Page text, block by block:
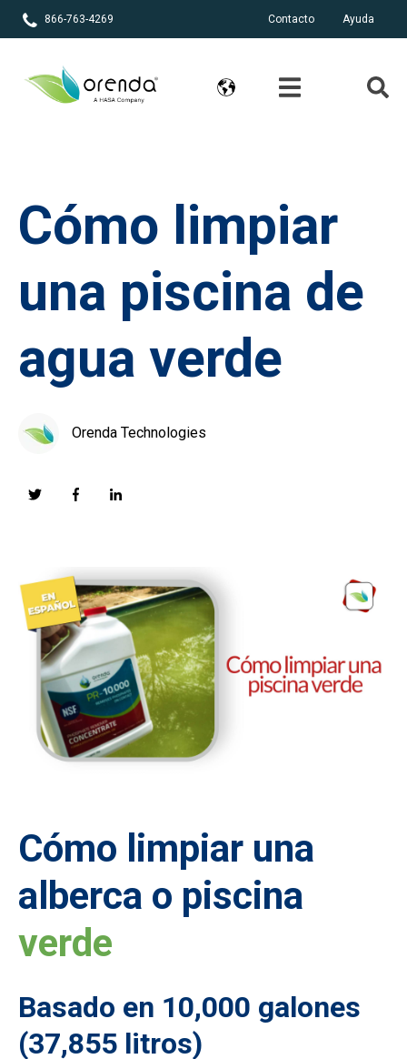
866-763-4269 Contacto Ayuda
Cómo limpiar
una piscina de
agua verde
Orenda Technologies
Cómo limpiar una
alberca o piscina
verde
Basado en 10,000 galones
(37,855 litros)